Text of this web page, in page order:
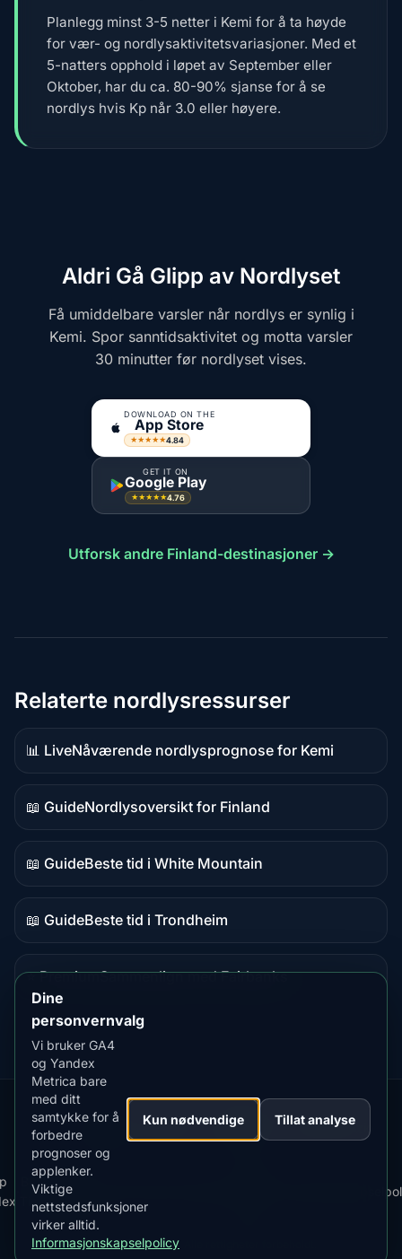
Planlegg minst 3-5 netter i Kemi for å ta høyde
for vær- og nordlysaktivitetsvariasjoner. Med et
5-natters opphold i løpet av September eller
Oktober, har du ca. 80-90% sjanse for å se
nordlys hvis Kp når 3.0 eller høyere.
Aldri Gå Glipp av Nordlyset
Få umiddelbare varsler når nordlys er synlig i
Kemi. Spor sanntidsaktivitet og motta varsler
30 minutter før nordlyset vises.
DOWNLOAD ON THE
App Store
★★★★★4.84
GET IT ON
Google Play
★★★★★4.76
Utforsk andre Finland-destinasjoner →
Relaterte nordlysressurser
📊 Live
Live-
data
Nåværende nordlysprognose for Kemi
📖 Guide
Guideinnhold
Nordlysoversikt for Finland
📖 Guide
Guideinnhold
Beste tid i White Mountain
📖 Guide
Guideinnhold
Beste tid i Trondheim
⭐ Premium
destinasjon
Sammenlign med Fairbanks
Our
Apps:
Snow
Forecast
MistyWay·
Lightning
Tracker
·TanPilot·Benzio
Best
Time
·
Last
ned
appen
© 2026 AuroraMe. Alle rettigheter forbeholdt.
Dine
personvernvalg
Vi bruker GA4
og Yandex
Metrica bare
med ditt
samtykke for å
forbedre
prognoser og
applenker.
Viktige
nettstedsfunksjoner
virker alltid.
Informasjonskapselpolicy
Kun nødvendige Tillat analyse